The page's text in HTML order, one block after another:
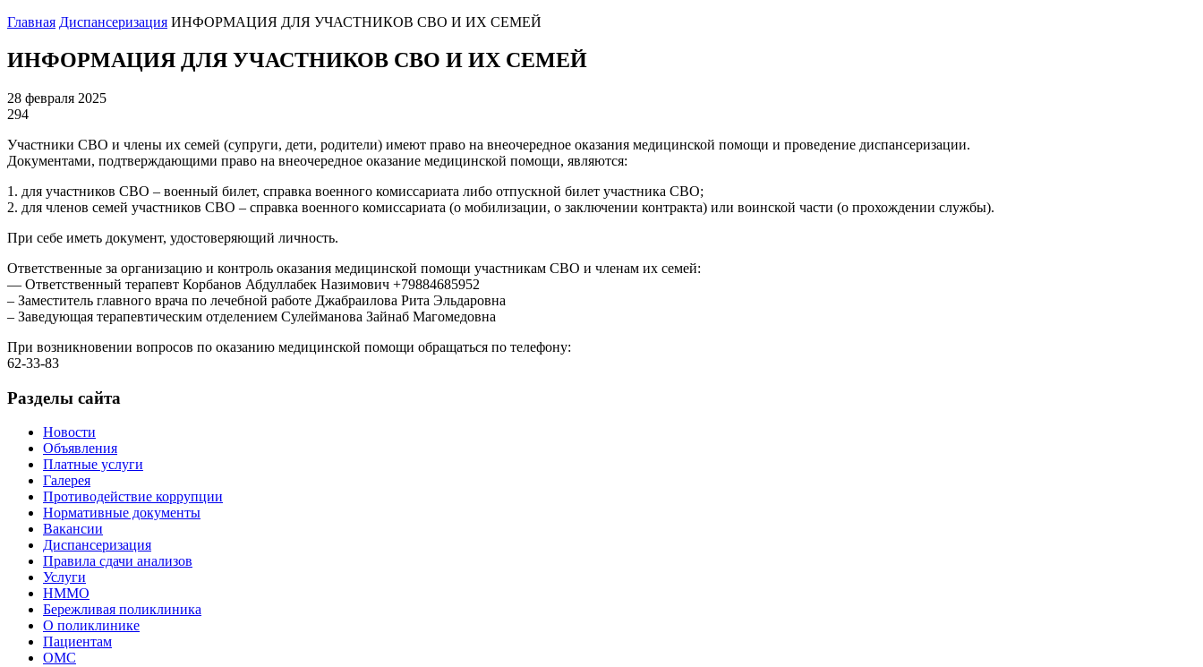
Главная Диспансеризация ИНФОРМАЦИЯ ДЛЯ УЧАСТНИКОВ СВО И ИХ СЕМЕЙ
ИНФОРМАЦИЯ ДЛЯ УЧАСТНИКОВ СВО И ИХ СЕМЕЙ
28 февраля 2025
294
Участники СВО и члены их семей (супруги, дети, родители) имеют право на внеочередное оказания медицинской помощи и проведение диспансеризации.
Документами, подтверждающими право на внеочередное оказание медицинской помощи, являются:
1. для участников СВО – военный билет, справка военного комиссариата либо отпускной билет участника СВО;
2. для членов семей участников СВО – справка военного комиссариата (о мобилизации, о заключении контракта) или воинской части (о прохождении службы).
При себе иметь документ, удостоверяющий личность.
Ответственные за организацию и контроль оказания медицинской помощи участникам СВО и членам их семей:
— Ответственный терапевт Корбанов Абдуллабек Назимович +79884685952
– Заместитель главного врача по лечебной работе Джабраилова Рита Эльдаровна
– Заведующая терапевтическим отделением Сулейманова Зайнаб Магомедовна
При возникновении вопросов по оказанию медицинской помощи обращаться по телефону:
62-33-83
Разделы сайта
Новости
Объявления
Платные услуги
Галерея
Противодействие коррупции
Нормативные документы
Вакансии
Диспансеризация
Правила сдачи анализов
Услуги
НММО
Бережливая поликлиника
О поликлинике
Пациентам
ОМС